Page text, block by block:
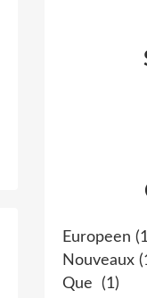
Europeen
Nouveaux
Que
(1)